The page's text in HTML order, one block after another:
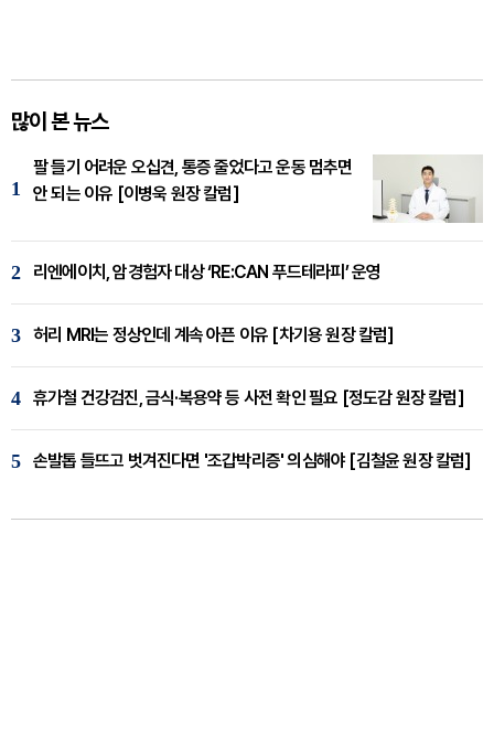
많이 본 뉴스
1
팔 들기 어려운 오십견, 통증 줄었다고 운동 멈추면
안 되는 이유 [이병욱 원장 칼럼]
2 리엔에이치, 암경험자 대상 ‘RE:CAN 푸드테라피’ 운영
3 허리 MRI는 정상인데 계속 아픈 이유 [차기용 원장 칼럼]
4 휴가철 건강검진, 금식·복용약 등 사전 확인 필요 [정도감 원장 칼럼]
5 손발톱 들뜨고 벗겨진다면 '조갑박리증' 의심해야 [김철윤 원장 칼럼]